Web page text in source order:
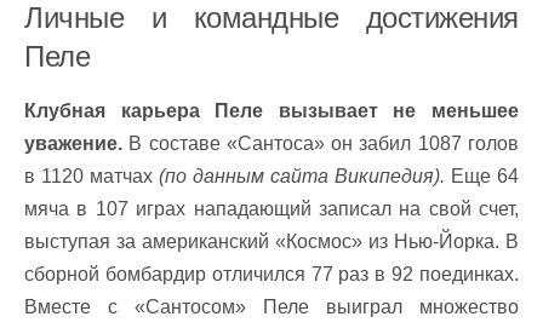
Личные и командные достижения
Пеле
Клубная карьера Пеле вызывает не меньшее
уважение. В составе «Сантоса» он забил 1087 голов
в 1120 матчах (по данным сайта Википедия). Еще 64
мяча в 107 играх нападающий записал на свой счет,
выступая за американский «Космос» из Нью-Йорка. В
сборной бомбардир отличился 77 раз в 92 поединках.
Вместе с «Сантосом» Пеле выиграл множество